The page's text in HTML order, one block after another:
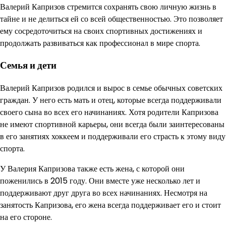
Валерий Капризов стремится сохранять свою личную жизнь в
тайне и не делиться ей со всей общественностью. Это позволяет
ему сосредоточиться на своих спортивных достижениях и
продолжать развиваться как профессионал в мире спорта.
Семья и дети
Валерий Капризов родился и вырос в семье обычных советских
граждан. У него есть мать и отец, которые всегда поддерживали
своего сына во всех его начинаниях. Хотя родители Капризова
не имеют спортивной карьеры, они всегда были заинтересованы
в его занятиях хоккеем и поддерживали его страсть к этому виду
спорта.
У Валерия Капризова также есть жена, с которой они
поженились в 2015 году. Они вместе уже несколько лет и
поддерживают друг друга во всех начинаниях. Несмотря на
занятость Капризова, его жена всегда поддерживает его и стоит
на его стороне.